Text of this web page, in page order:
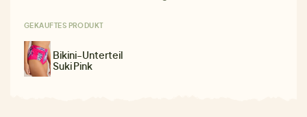
GEKAUFTES PRODUKT
Bikini-Unterteil
Suki Pink